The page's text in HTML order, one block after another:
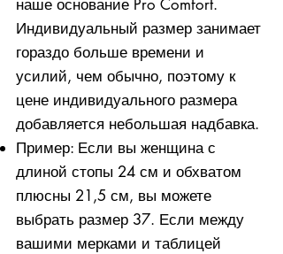
наше основание Pro Comfort.
Индивидуальный размер занимает
гораздо больше времени и
усилий, чем обычно, поэтому к
цене индивидуального размера
добавляется небольшая надбавка.
Пример: Если вы женщина с
длиной стопы 24 см и обхватом
плюсны 21,5 см, вы можете
выбрать размер 37. Если между
вашими мерками и таблицей